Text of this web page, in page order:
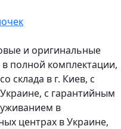
и оригинальные
полной комплектации,
склада в г. Киев, с
с гарантийным
в
центрах в Украине,